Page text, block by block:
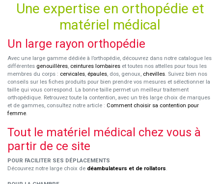
Une expertise en orthopédie et
matériel médical
Un large rayon orthopédie
Avec une large gamme dédiée à l’orthopédie, découvrez dans notre catalogue les
différentes genouillères, ceintures lombaires et toutes nos attelles pour tous les
membres du corps : cervicales, épaules, dos, genoux, chevilles. Suivez bien nos
conseils sur les fiches produits pour bien prendre vos mesures et sélectionner la
taille qui vous correspond. La bonne taille permet un meilleur traitement
orthopédique. Retrouvez toute la contention, avec un très large choix de marques
et de gammes, consultez notre article : Comment choisir sa contention pour
femme.
Tout le matériel médical chez vous à
partir de ce site
POUR FACILITER SES DÉPLACEMENTS
Découvrez notre large choix de déambulateurs et de rollators.